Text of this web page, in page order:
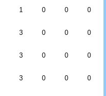
1 0 0 0
3 0 0 0
3 0 0 0
3 0 0 0